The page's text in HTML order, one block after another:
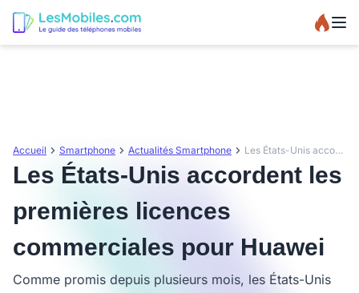
Accueil Smartphone Actualités Smartphone Les États-Unis accordent les premières licences commerciales pour Huawei
Les États-Unis accordent les
premières licences
commerciales pour Huawei
Comme promis depuis plusieurs mois, les États-Unis